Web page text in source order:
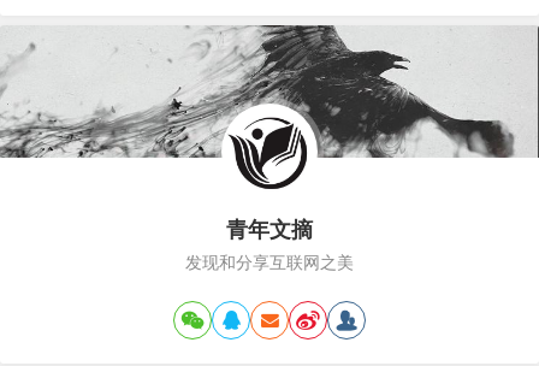
天就聊聊那些学生时代舍不得买，入职后第一个月
就忍…
青年文摘
发现和分享互联网之美